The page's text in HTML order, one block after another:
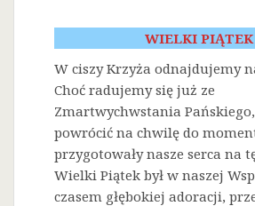
WIELKI PIĄTEK
W ciszy Krzyża odnajdujemy
Choć radujemy się już ze
Zmartwychwstania
powrócić na chwilę do
przygotowały nasze serca na
Wielki Piątek był w naszej
czasem głębokiej adoracji,